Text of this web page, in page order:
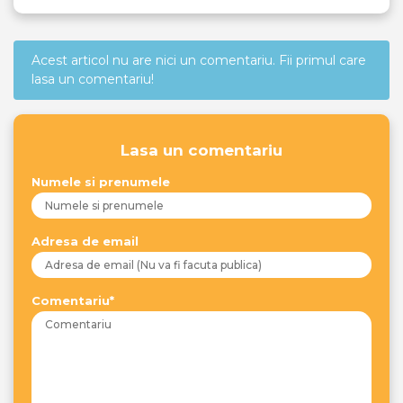
Acest articol nu are nici un comentariu. Fii primul care
lasa un comentariu!
Lasa un comentariu
Numele si prenumele
Adresa de email
Comentariu*